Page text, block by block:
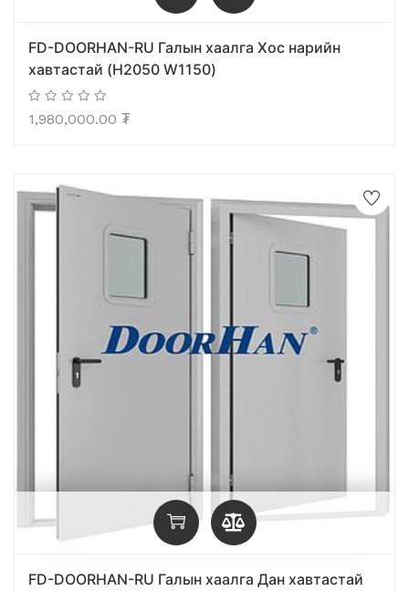
FD-DOORHAN-RU Галын хаалга Хос нарийн
хавтастай (H2050 W1150)
1,980,000.00 ₮
FD-DOORHAN-RU Галын хаалга Дан хавтастай